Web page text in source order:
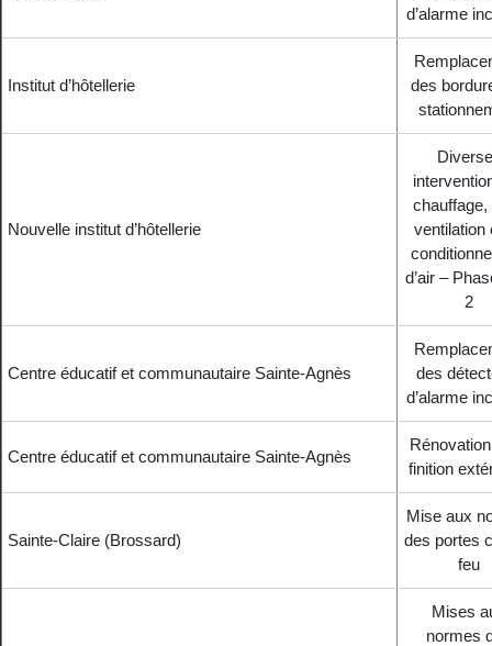
d’alarme
Institut d’hôtellerie
des
Nouvelle institut d’hôtellerie
chauffage,
ventilation
d’air –
2
Centre éducatif et communautaire Sainte-Agnès
des
d’alarme
Centre éducatif et communautaire Sainte-Agnès
finition
Sainte-Claire (Brossard)
Mise aux
des portes
feu
Mises
normes